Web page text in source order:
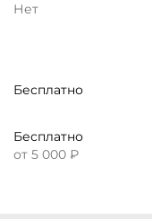
Нет
Бесплатно
Бесплатно
от 5 000 ₽